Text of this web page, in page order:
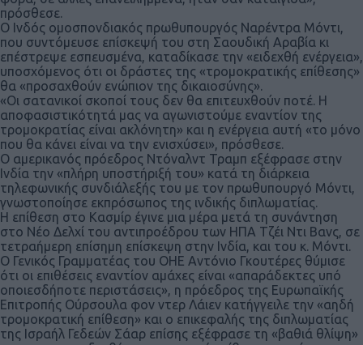
πρόσθεσε.
Ο Ινδός ομοσπονδιακός πρωθυπουργός Ναρέντρα Μόντι,
που συντόμευσε επίσκεψή του στη Σαουδική Αραβία κι
επέστρεψε εσπευσμένα, καταδίκασε την «ειδεχθή ενέργεια»,
υποσχόμενος ότι οι δράστες της «τρομοκρατικής επίθεσης»
θα «προσαχθούν ενώπιον της δικαιοσύνης».
«Οι σατανικοί σκοποί τους δεν θα επιτευχθούν ποτέ. Η
αποφασιστικότητά μας να αγωνιστούμε εναντίον της
τρομοκρατίας είναι ακλόνητη» και η ενέργεια αυτή «το μόνο
που θα κάνει είναι να την ενισχύσει», πρόσθεσε.
Ο αμερικανός πρόεδρος Ντόναλντ Τραμπ εξέφρασε στην
Ινδία την «πλήρη υποστήριξή του» κατά τη διάρκεια
τηλεφωνικής συνδιάλεξής του με τον πρωθυπουργό Μόντι,
γνωστοποίησε εκπρόσωπος της ινδικής διπλωματίας.
Η επίθεση στο Κασμίρ έγινε μια μέρα μετά τη συνάντηση
στο Νέο Δελχί του αντιπροέδρου των ΗΠΑ Τζέι Ντι Βανς, σε
τετραήμερη επίσημη επίσκεψη στην Ινδία, και του κ. Μόντι.
Ο Γενικός Γραμματέας του ΟΗΕ Αντόνιο Γκουτέρες θύμισε
ότι οι επιθέσεις εναντίον αμάχες είναι «απαράδεκτες υπό
οποιεσδήποτε περιστάσεις», η πρόεδρος της Ευρωπαϊκής
Επιτροπής Ούρσουλα φον ντερ Λάιεν κατήγγειλε την «αηδή
τρομοκρατική επίθεση» και ο επικεφαλής της διπλωματίας
της Ισραήλ Γεδεών Σάαρ επίσης εξέφρασε τη «βαθιά θλίψη»